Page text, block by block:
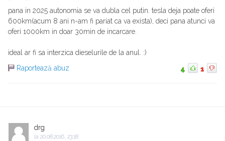
pana in 2025 autonomia se va dubla cel putin. tesla deja poate oferi
600km(acum 8 ani n-am fi pariat ca va exista), deci pana atunci va
oferi 1000km in doar 30min de incarcare.
ideal ar fi sa interzica dieselurile de la anul. :)
Raportează abuz
4 1
drg
la 20.08.2016, 23:18